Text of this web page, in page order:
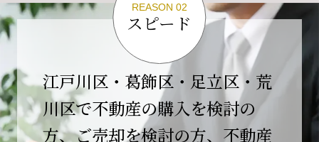
【開業10周年のご挨拶】
平素より格別のご高配を賜り、誠にありがとう
ございます。
おかげさまで当社は、2026年2月1日をもちまし
て開業10周年を迎えることができました。
REASON 02
スピード
江戸川区・葛飾区・足立区・荒
川区で不動産の購入を検討の
方、ご売却を検討の方、不動産